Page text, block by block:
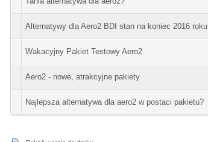
Alternatywy dla Aero2 BDI stan na koniec 2016 roku
Wakacyjny Pakiet Testowy Aero2
Aero2 - nowe, atrakcyjne pakiety
Najlepsza alternatywa dla aero2 w postaci pakietu?